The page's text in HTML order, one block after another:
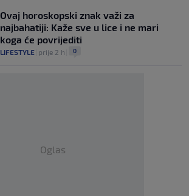
Ovaj horoskopski znak važi za
najbahatiji: Kaže sve u lice i ne mari
koga će povrijediti
LIFESTYLE prije 2 h 0
Oglas